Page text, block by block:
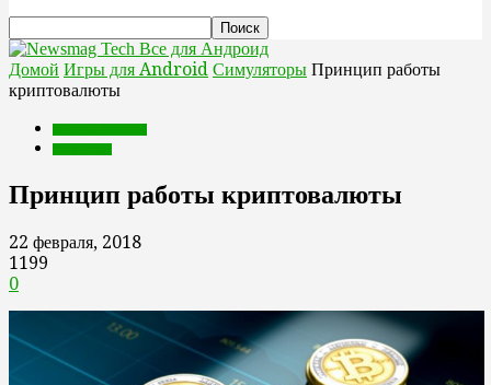
Все для Андроид
Домой Игры для Android Симуляторы Принцип работы
криптовалюты
Принцип работы криптовалюты
22 февраля, 2018
1199
0